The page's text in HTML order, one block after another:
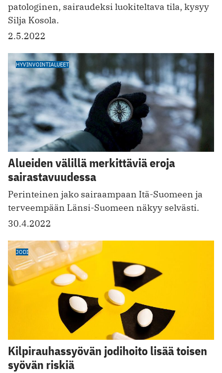
patologinen, sairaudeksi luokiteltava tila, kysyy
Silja Kosola.
2.5.2022
HYVINVOINTIALUEET
Alueiden välillä merkittäviä eroja
sairastavuudessa
Perinteinen jako sairaampaan Itä-Suomeen ja
terveempään Länsi-Suomeen näkyy selvästi.
30.4.2022
JODI
Kilpirauhassyövän jodihoito lisää toisen
syövän riskiä